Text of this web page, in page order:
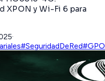
y Wi-Fi 6 para
·
#SeguridadDeRed